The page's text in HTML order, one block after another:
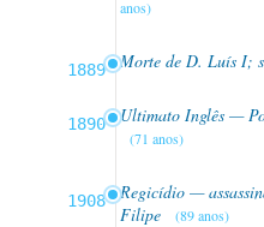
anos)
1889 Morte de D. Luís I;
1890 Ultimato Inglês —
(71 anos)
1908
Regicídio —
Filipe
(89 anos)